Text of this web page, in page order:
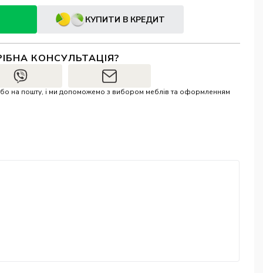
КУПИТИ В КРЕДИТ
КОНСУЛЬТАЦІЯ?
на пошту, і ми допоможемо з вибором меблів та оформленням